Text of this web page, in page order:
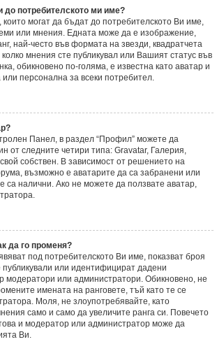
до потребителското ми име?
които могат да бъдат до потребителското Ви име,
или мнения. Едната може да е изображение,
най-често във формата на звезди, квадратчета
мнения сте публикувал или Вашият статус във
обикновено по-голяма, е известна като аватар и
персонална за всеки потребител.
Панел, в раздел “Профил” можете да
от следните четири типа: Gravatar, Галерия,
собствен. В зависимост от решението на
възможно е аватарите да са забранени или
са налични. Ако не можете да ползвате аватар,
да го променя?
под потребителското Ви име, показват броя
публикували или идентифицират дадени
модератори или администратори. Обикновено, не
имената на ранговете, тъй като те се
Моля, не злоупотребявайте, като
само и само да увеличите ранга си. Повечето
и модератор или администратор може да
Ви.